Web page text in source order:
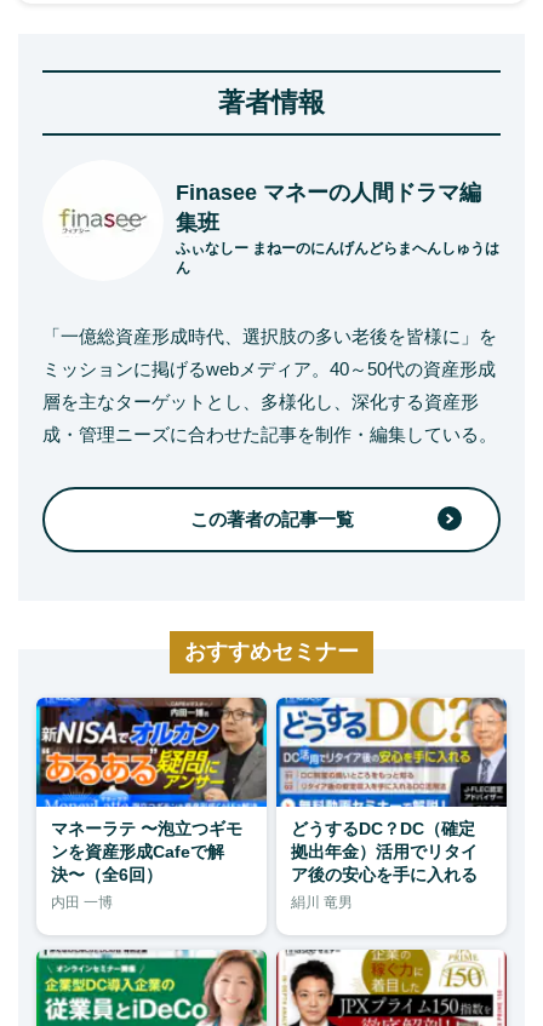
著者情報
Finasee マネーの人間ドラマ編
集班
ふぃなしー まねーのにんげんどらまへんしゅうは
ん
「一億総資産形成時代、選択肢の多い老後を皆様に」を
ミッションに掲げるwebメディア。40～50代の資産形成
層を主なターゲットとし、多様化し、深化する資産形
成・管理ニーズに合わせた記事を制作・編集している。
この著者の記事一覧
おすすめセミナー
マネーラテ 〜泡立つギモ
ンを資産形成Cafeで解
決〜（全6回）
内田 一博
どうするDC？DC（確定
拠出年金）活用でリタイ
ア後の安心を手に入れる
絹川 竜男